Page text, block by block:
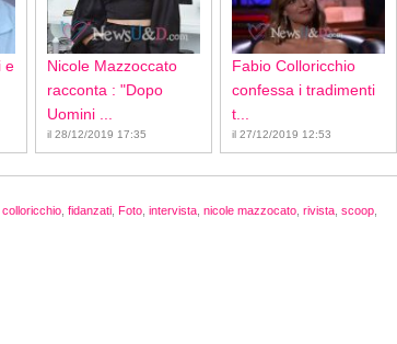
e
Nicole Mazzoccato
racconta : "Dopo
Uomini ...
il 28/12/2019 17:35
Fabio Colloricchio
confessa i tradimenti
t...
il 27/12/2019 12:53
colloricchio fidanzati Foto intervista nicole mazzocato rivista scoop